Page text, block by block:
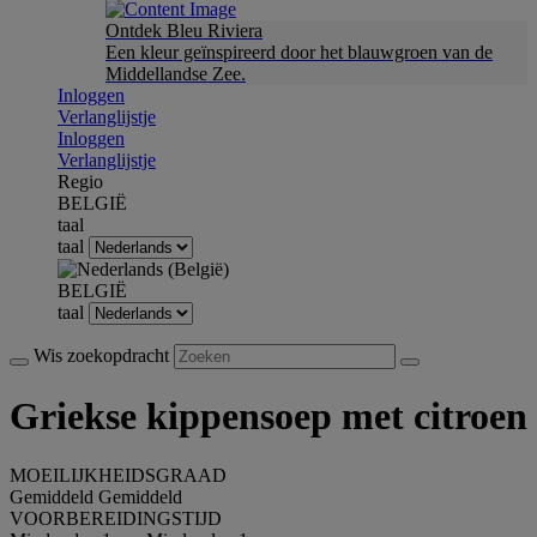
Ontdek Bleu Riviera
Een kleur geïnspireerd door het blauwgroen van de
Middellandse Zee.
Inloggen
Verlanglijstje
Inloggen
Verlanglijstje
Regio
BELGIË
taal
taal
BELGIË
taal
Wis zoekopdracht
Griekse kippensoep met citroen
MOEILIJKHEIDSGRAAD
Gemiddeld Gemiddeld
VOORBEREIDINGSTIJD